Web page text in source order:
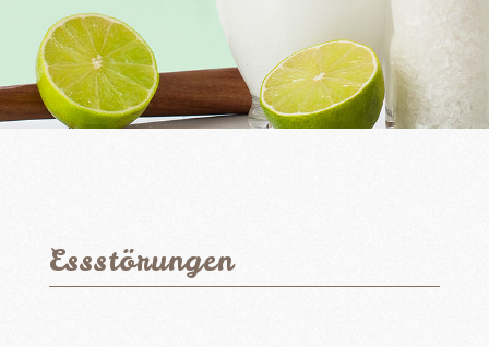
Essstörungen